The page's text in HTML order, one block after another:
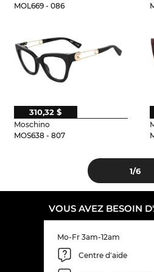
MOL669 - 086
Moschino
MOS638 - 807
310,32 $
1/6
VOUS AVEZ BESOIN
Mo-Fr 3am-12am
Centre d'aide